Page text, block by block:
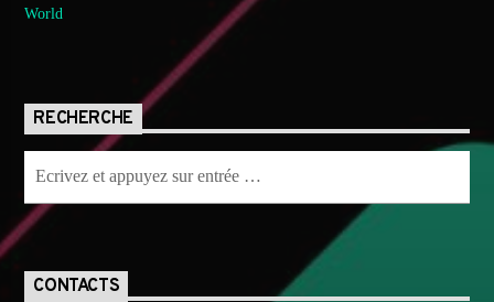
World
RECHERCHE
CONTACTS